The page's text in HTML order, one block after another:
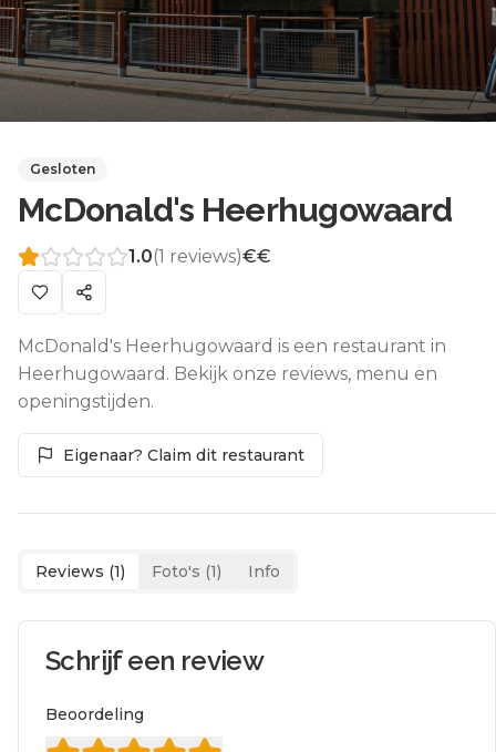
Gesloten
McDonald's Heerhugowaard
1.0(1 reviews)€€
McDonald's Heerhugowaard is een restaurant in
Heerhugowaard. Bekijk onze reviews, menu en
openingstijden.
Eigenaar? Claim dit restaurant
Reviews (1) Foto's (1) Info
Schrijf een review
Beoordeling